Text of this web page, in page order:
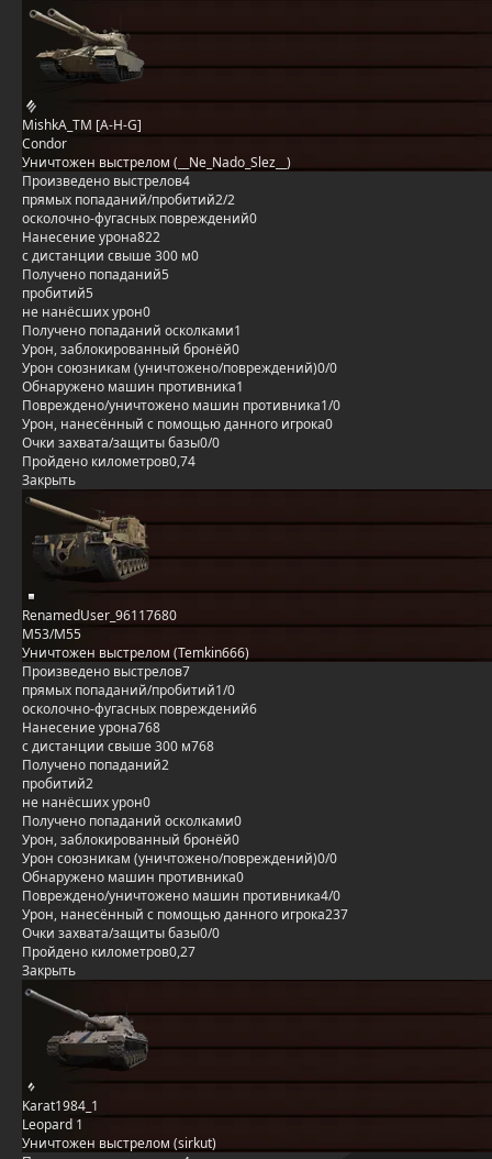
MishkA_TM [A-H-G]
Condor
Уничтожен выстрелом (__Ne_Nado_Slez__)
Произведено выстрелов4
прямых попаданий/пробитий2/2
осколочно-фугасных повреждений0
Нанесение урона822
с дистанции свыше 300 м0
Получено попаданий5
пробитий5
не нанёсших урон0
Получено попаданий осколками1
Урон, заблокированный бронёй0
Урон союзникам (уничтожено/повреждений)0/0
Обнаружено машин противника1
Повреждено/уничтожено машин противника1/0
Урон, нанесённый с помощью данного игрока0
Очки захвата/защиты базы0/0
Пройдено километров0,74
Закрыть
RenamedUser_96117680
M53/M55
Уничтожен выстрелом (Temkin666)
Произведено выстрелов7
прямых попаданий/пробитий1/0
осколочно-фугасных повреждений6
Нанесение урона768
с дистанции свыше 300 м768
Получено попаданий2
пробитий2
не нанёсших урон0
Получено попаданий осколками0
Урон, заблокированный бронёй0
Урон союзникам (уничтожено/повреждений)0/0
Обнаружено машин противника0
Повреждено/уничтожено машин противника4/0
Урон, нанесённый с помощью данного игрока237
Очки захвата/защиты базы0/0
Пройдено километров0,27
Закрыть
Karat1984_1
Leopard 1
Уничтожен выстрелом (sirkut)